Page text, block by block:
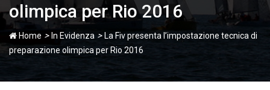
olimpica per Rio 2016
Home > In Evidenza > La Fiv presenta l’impostazione tecnica di
preparazione olimpica per Rio 2016